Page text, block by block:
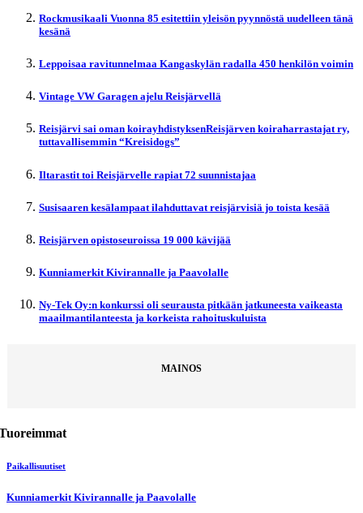
Rockmusikaali Vuonna 85 esitettiin yleisön pyynnöstä uudelleen tänä
kesänä
Leppoisaa ravitunnelmaa Kangaskylän radalla 450 henkilön voimin
Vintage VW Garagen ajelu Reisjärvellä
Reisjärvi sai oman koirayhdistyksenReisjärven koiraharrastajat ry,
tuttavallisemmin “Kreisidogs”
Iltarastit toi Reisjärvelle rapiat 72 suunnistajaa
Susisaaren kesälampaat ilahduttavat reisjärvisiä jo toista kesää
Reisjärven opistoseuroissa 19 000 kävijää
Kunniamerkit Kivirannalle ja Paavolalle
Ny-Tek Oy:n konkurssi oli seurausta pitkään jatkuneesta vaikeasta
maailmantilanteesta ja korkeista rahoituskuluista
MAINOS
Paikallisuutiset
Kunniamerkit Kivirannalle ja Paavolalle